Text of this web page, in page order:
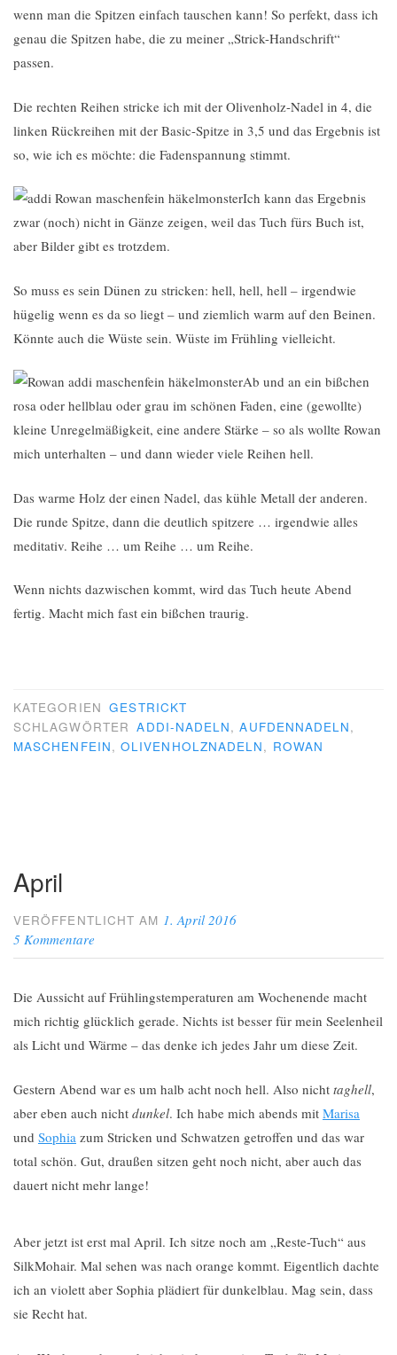
wenn man die Spitzen einfach tauschen kann! So perfekt, dass ich
genau die Spitzen habe, die zu meiner „Strick-Handschrift“
passen.
Die rechten Reihen stricke ich mit der Olivenholz-Nadel in 4, die
linken Rückreihen mit der Basic-Spitze in 3,5 und das Ergebnis ist
so, wie ich es möchte: die Fadenspannung stimmt.
Ich kann das Ergebnis
zwar (noch) nicht in Gänze zeigen, weil das Tuch fürs Buch ist,
aber Bilder gibt es trotzdem.
So muss es sein Dünen zu stricken: hell, hell, hell – irgendwie
hügelig wenn es da so liegt – und ziemlich warm auf den Beinen.
Könnte auch die Wüste sein. Wüste im Frühling vielleicht.
Ab und an ein bißchen
rosa oder hellblau oder grau im schönen Faden, eine (gewollte)
kleine Unregelmäßigkeit, eine andere Stärke – so als wollte Rowan
mich unterhalten – und dann wieder viele Reihen hell.
Das warme Holz der einen Nadel, das kühle Metall der anderen.
Die runde Spitze, dann die deutlich spitzere … irgendwie alles
meditativ. Reihe … um Reihe … um Reihe.
Wenn nichts dazwischen kommt, wird das Tuch heute Abend
fertig. Macht mich fast ein bißchen traurig.
KATEGORIEN GESTRICKT
SCHLAGWÖRTER ADDI-NADELN,AUFDENNADELN,
MASCHENFEIN,OLIVENHOLZNADELN, ROWAN
April
VERÖFFENTLICHT AM 1. April 2016
5 Kommentare
Die Aussicht auf Frühlingstemperaturen am Wochenende macht
mich richtig glücklich gerade. Nichts ist besser für mein Seelenheil
als Licht und Wärme – das denke ich jedes Jahr um diese Zeit.
Gestern Abend war es um halb acht noch hell. Also nicht taghell,
aber eben auch nicht dunkel. Ich habe mich abends mit Marisa
und Sophia zum Stricken und Schwatzen getroffen und das war
total schön. Gut, draußen sitzen geht noch nicht, aber auch das
dauert nicht mehr lange!
Aber jetzt ist erst mal April. Ich sitze noch am „Reste-Tuch“ aus
SilkMohair. Mal sehen was nach orange kommt. Eigentlich dachte
ich an violett aber Sophia plädiert für dunkelblau. Mag sein, dass
sie Recht hat.